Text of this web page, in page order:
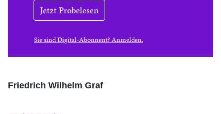
Jetzt Probelesen
Sie sind Digital-Abonnent? Anmelden.
Friedrich Wilhelm Graf